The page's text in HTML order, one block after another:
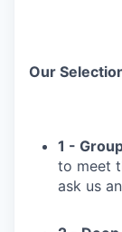
Our
1 -
to meet
ask us